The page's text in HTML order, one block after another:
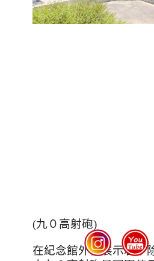
(九０高射砲)
在紀念館外有展示若干